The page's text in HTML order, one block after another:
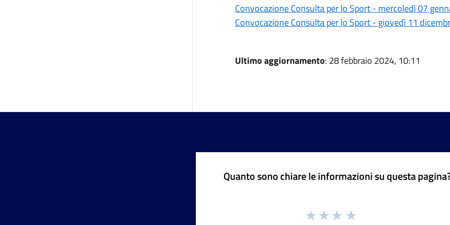
Convocazione Consulta per lo Sport - mercoledì 07
Convocazione Consulta per lo Sport - giovedì 11
Ultimo aggiornamento: 28 febbraio 2024, 10:11
Quanto sono chiare le informazioni su questa